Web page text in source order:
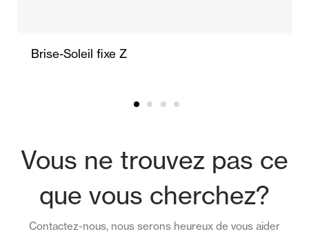
Brise-Soleil fixe Z
Vous ne trouvez pas ce
que vous cherchez?
Contactez-nous, nous serons heureux de vous aider